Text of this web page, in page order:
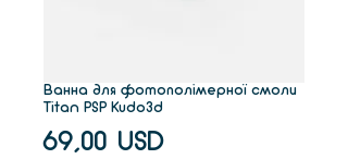
Ванна для фотополімерної смоли
Titan PSP Kudo3d
69,00 USDЦіна